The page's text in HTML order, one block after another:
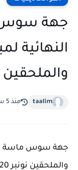
جهة سوس
النهائية
والملحقين
taalim منذ 5 سنة
جهة سوس ماسة
والملحقين نونبر 2020 https://ift.tt/33U6sAz